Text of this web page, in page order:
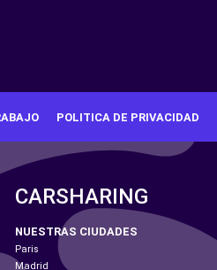
POLITICA DE PRIVACIDAD
CARSHARING
NUESTRAS CIUDADES
Paris
Madrid